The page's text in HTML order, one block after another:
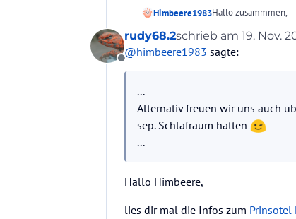
Himbeere1983Hallo zusammmen,
wir planen unseren
uns von der Gegend
Offline
rudy68.2schrieb am 19. Nov.
zuletzt editiert von
@himbeere1983 sagte:
...
Alternativ freuen wir uns auch
sep. Schlafraum hätten
...
Hallo Himbeere,
lies dir mal die Infos zum Prinsotel